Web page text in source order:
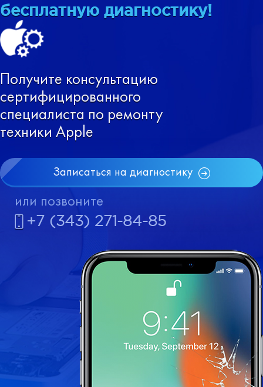
бесплатную диагностику!
Получите консультацию
сертифицированного
специалиста по ремонту
техники Apple
Записаться на диагностику
или позвоните
+7 (343) 271-84-85